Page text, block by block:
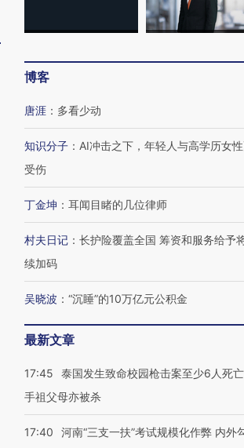
度Z世代 用街头抗争将教
育部长拱下台
推广】走进第四届链博
，让数智科技“链”接产
【特别呈现】寻找100种
有意思的生活方式·第三对
博客
唐涯 ： 多看少动
知识分子 ： AI冲击之下，年轻人与高学历女
受伤
丁金坤 ： 耳闻目睹的几位律师
村夫日记 ： 长护险覆盖全国 筹资和服务给予
续加码
吴晓波 ： “沉睡”的10万亿元公积金
最新文章
17:45
泰国发生致命校园枪击案至少6人死
手祖父母亦被杀
17:40
河南“三支一扶”考试规模化作弊 内外